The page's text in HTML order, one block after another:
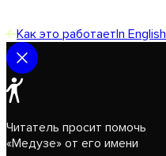
Как это работаетIn English
Читатель просит помочь
«Медузе» от его имени